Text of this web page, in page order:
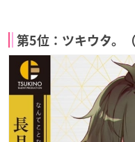
第5位：ツキウタ。